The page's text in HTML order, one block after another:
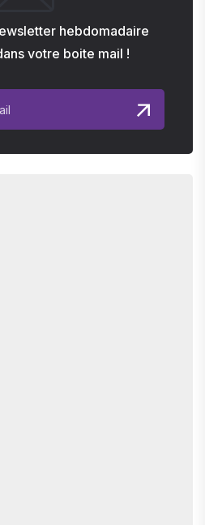
hebdomadaire
votre boite mail !